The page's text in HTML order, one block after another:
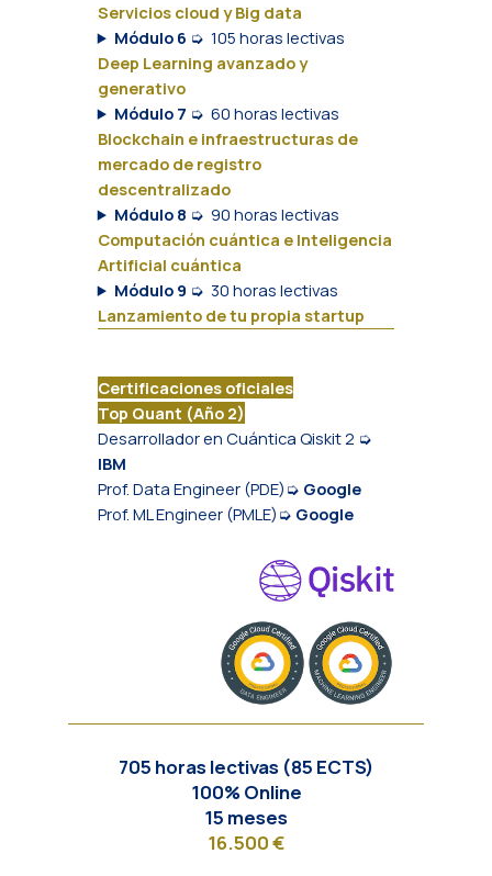
Servicios cloud y Big data
Módulo 6 ➭105 horas lectivas
Deep Learning avanzado y
generativo
Módulo 7 ➭60 horas lectivas
Blockchain e infraestructuras de
mercado de registro
descentralizado
Módulo 8 ➭ 90 horas lectivas
Computación cuántica e Inteligencia
Artificial cuántica
Módulo 9 ➭ 30 horas lectivas
Lanzamiento de tu propia startup
Certificaciones oficiales
Top Quant (Año 2)
Desarrollador en Cuántica Qiskit 2 ➭
IBM
Prof. Data Engineer (PDE)➭ Google
Prof. ML Engineer (PMLE)➭ Google
705 horas lectivas (85 ECTS)
100% Online
15 meses
16.500 €